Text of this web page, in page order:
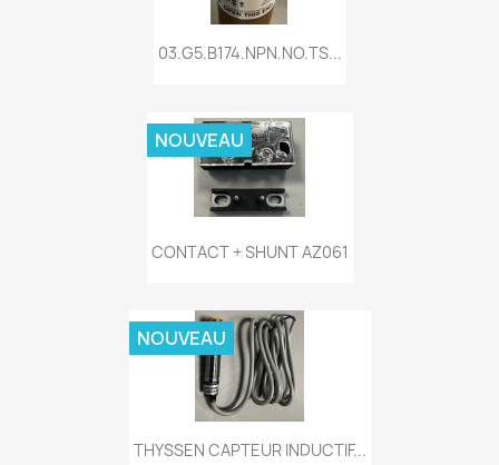
03.G5.B174.NPN.NO.TS...
CONTACT + SHUNT AZ061
NOUVEAU
THYSSEN CAPTEUR INDUCTIF...
NOUVEAU